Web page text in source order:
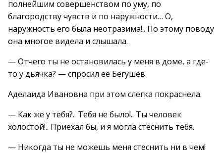
полнейшим совершенством по уму, по
благородству чувств и по наружности… О,
наружность его была неотразима!.. По этому поводу
она многое видела и слышала.
— Отчего ты не остановилась у меня в доме, а где-
то у дьячка? — спросил ее Бегушев.
Аделаида Ивановна при этом слегка покраснела.
— Как же у тебя?.. Тебя не было!.. Ты человек
холостой!.. Приехал бы, и я могла стеснить тебя.
— Никогда ты не можешь меня стеснить ни в чем!